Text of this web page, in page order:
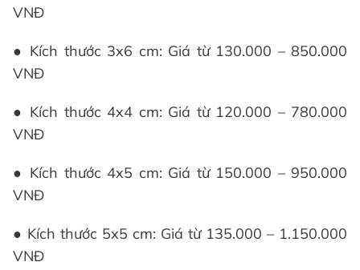
VNĐ
● Kích thước 3x6 cm: Giá từ 130.000 – 850.000
VNĐ
● Kích thước 4x4 cm: Giá từ 120.000 – 780.000
VNĐ
● Kích thước 4x5 cm: Giá từ 150.000 – 950.000
VNĐ
● Kích thước 5x5 cm: Giá từ 135.000 – 1.150.000
VNĐ